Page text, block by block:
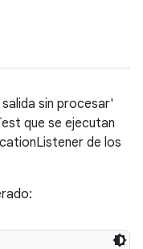
sin procesar'
que se ejecutan
de los